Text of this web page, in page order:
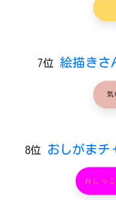
7位 絵描きさ
8位 おしがまチ
おしっ